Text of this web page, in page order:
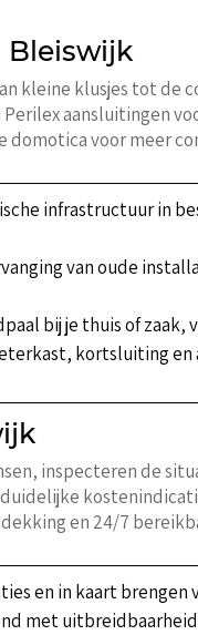
Bleiswijk
kleine klusjes tot de
aansluitingen
voor meer
infrastructuur in
van oude
bij je thuis of
kortsluiting
inspecteren de
en 24/7
en in kaart brengen
met